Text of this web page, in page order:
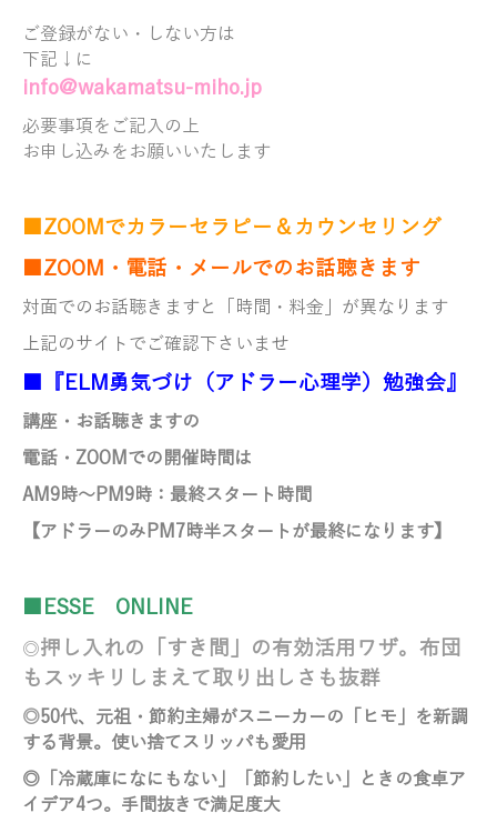
ご登録がない・しない方は
下記↓に
info@wakamatsu-miho.jp
必要事項をご記入の上
お申し込みをお願いいたします
■ZOOMでカラーセラピー＆カウンセリング
■ZOOM・電話・メールでのお話聴きます
対面でのお話聴きますと「時間・料金」が異なります
上記のサイトでご確認下さいませ
■『ELM勇気づけ（アドラー心理学）勉強会』
講座・お話聴きますの
電話・ZOOMでの開催時間は
AM9時～PM9時 ：最終スタート時間
【アドラーのみ PM7時半スタートが最終になります】
■ESSE ONLINE
◎押し入れの「すき間」の有効活用ワザ。布団
もスッキリしまえて取り出しさも抜群
◎50代、元祖・節約主婦がスニーカーの「ヒモ」を新調
する背景。使い捨てスリッパも愛用
◎ 「冷蔵庫になにもない」「節約したい」ときの食卓ア
イデア4つ。手間抜きで満足度大